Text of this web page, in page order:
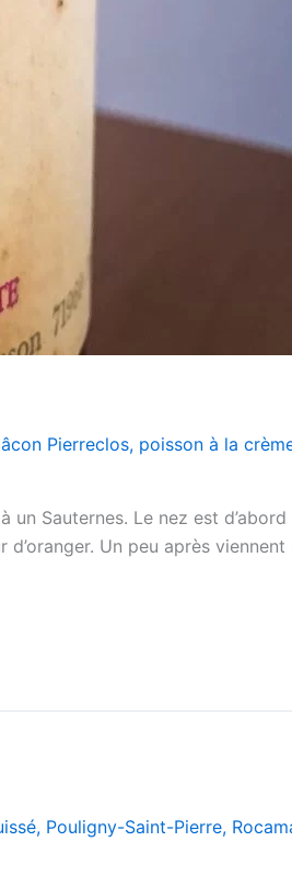
Pierreclos, poisson à la
Sauternes. Le nez est d’abord
Un peu après
, Pouligny-Saint-Pierre,